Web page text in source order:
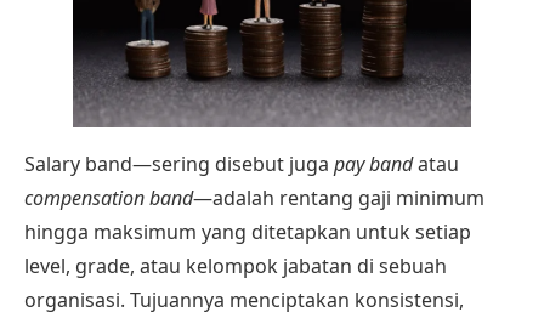
Salary band—sering disebut juga pay bandatau
compensation band—adalah rentang gaji minimum
hingga maksimum yang ditetapkan untuk setiap
level, grade, atau kelompok jabatan di sebuah
organisasi. Tujuannya menciptakan konsistensi,